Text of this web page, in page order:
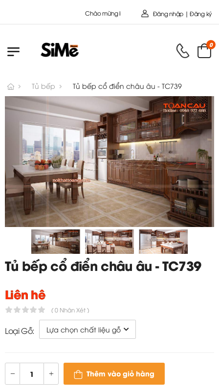
Chào mừng bạn đến với Nội Thất Toàn Cầu - Công
Đăng nhập | Đăng ký
0
Tủ bếp Tủ bếp cổ điển châu âu - TC739
Tủ bếp cổ điển châu âu - TC739
Liên hệ
( 0 Nhận Xét )
Loại Gỗ:
Thêm vào giỏ hàng